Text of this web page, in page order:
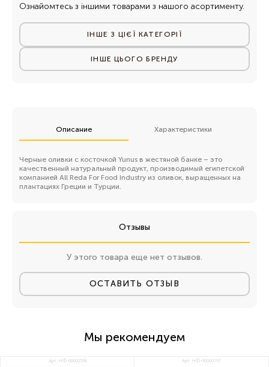
Ознайомтесь з іншими товарами з нашого асортименту.
ІНШЕ З ЦІЄЇ КАТЕГОРІЇ
ІНШЕ ЦЬОГО БРЕНДУ
Описание Характеристики
Черные оливки с косточкой Yunus в жестяной банке – это
качественный натуральный продукт, производимый египетской
компанией All Reda For Food Industry из оливок, выращенных на
плантациях Греции и Турции.
Отзывы
У этого товара еще нет отзывов.
ОСТАВИТЬ ОТЗЫВ
Мы рекомендуем
Арт: НФ-00002591 Арт: НФ-00000797